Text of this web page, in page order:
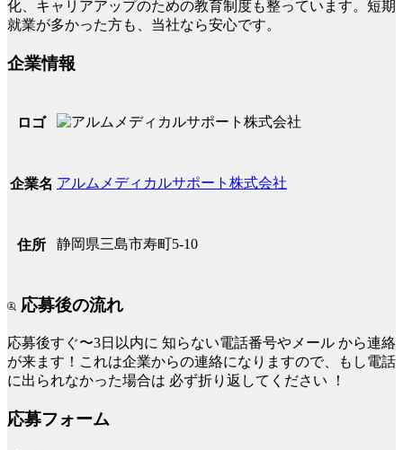
化、キャリアアップのための教育制度も整っています。短期
就業が多かった方も、当社なら安心です。
企業情報
ロゴ
企業名 アルムメディカルサポート株式会社
住所 静岡県三島市寿町5-10
応募後の流れ
応募後すぐ〜3日以内に 知らない電話番号やメール から連絡
が来ます！これは企業からの連絡になりますので、もし電話
に出られなかった場合は 必ず折り返してください ！
応募フォーム